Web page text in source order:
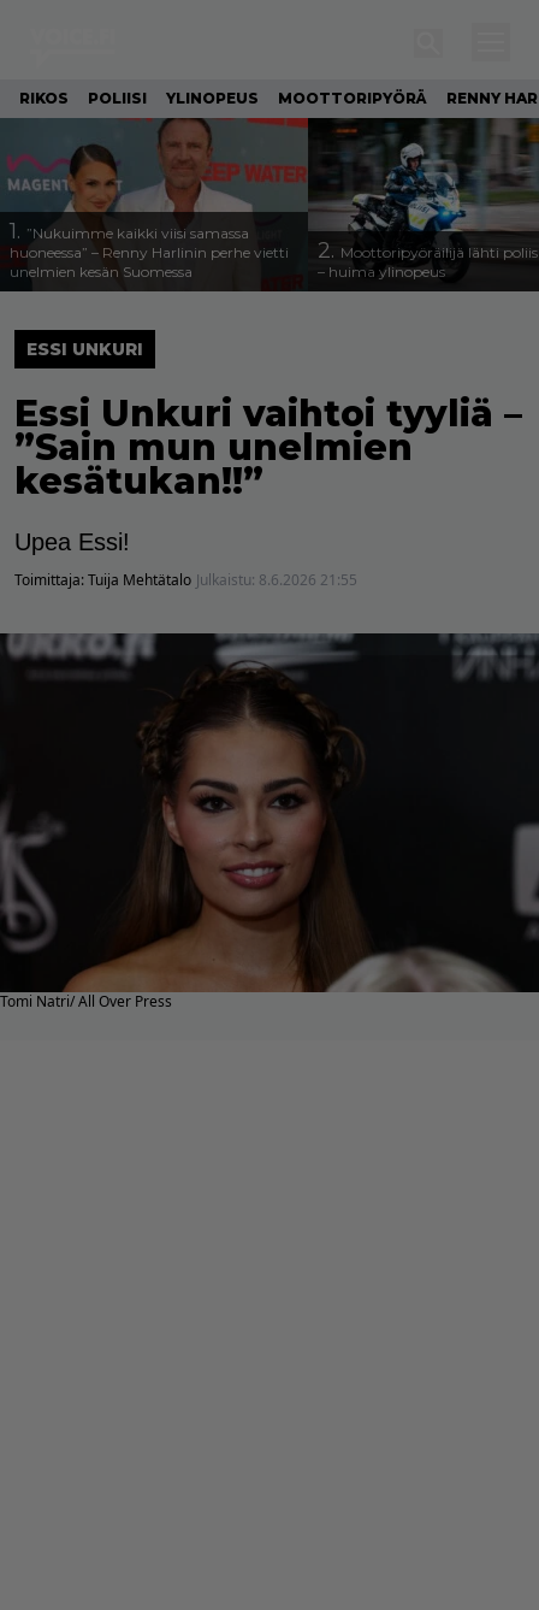
RIKOS POLIISI YLINOPEUS MOOTTORIPYÖRÄ RENNY
1. ”Nukuimme kaikki viisi samassa
huoneessa” – Renny Harlinin perhe vietti
unelmien kesän Suomessa
2. Moottoripyöräilijä lähti
– huima ylinopeus
ESSI UNKURI
Essi Unkuri vaihtoi tyyliä –
”Sain mun unelmien
kesätukan!!”
Upea Essi!
Toimittaja:Tuija Mehtätalo Julkaistu: 8.6.2026 21:55
Tomi Natri/ All Over Press